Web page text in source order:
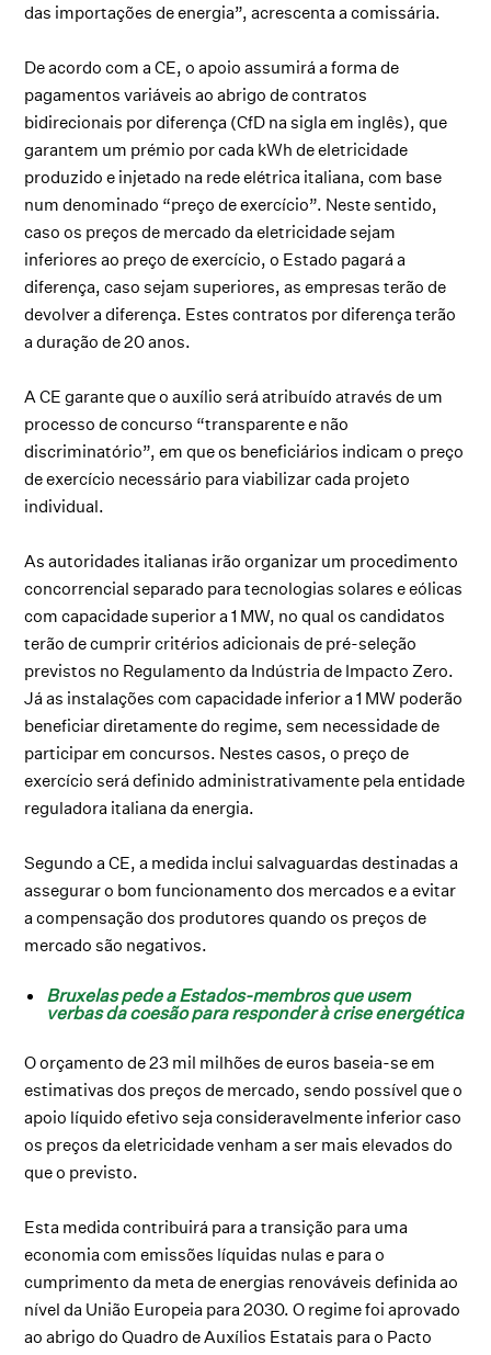
das importações de energia”, acrescenta a comissária.
De acordo com a CE, o apoio assumirá a forma de
pagamentos variáveis ao abrigo de contratos
bidirecionais por diferença (CfD na sigla em inglês), que
garantem um prémio por cada kWh de eletricidade
produzido e injetado na rede elétrica italiana, com base
num denominado “preço de exercício”. Neste sentido,
caso os preços de mercado da eletricidade sejam
inferiores ao preço de exercício, o Estado pagará a
diferença, caso sejam superiores, as empresas terão de
devolver a diferença. Estes contratos por diferença terão
a duração de 20 anos.
A CE garante que o auxílio será atribuído através de um
processo de concurso “transparente e não
discriminatório”, em que os beneficiários indicam o preço
de exercício necessário para viabilizar cada projeto
individual.
As autoridades italianas irão organizar um procedimento
concorrencial separado para tecnologias solares e eólicas
com capacidade superior a 1 MW, no qual os candidatos
terão de cumprir critérios adicionais de pré-seleção
previstos no Regulamento da Indústria de Impacto Zero.
Já as instalações com capacidade inferior a 1 MW poderão
beneficiar diretamente do regime, sem necessidade de
participar em concursos. Nestes casos, o preço de
exercício será definido administrativamente pela entidade
reguladora italiana da energia.
Segundo a CE, a medida inclui salvaguardas destinadas a
assegurar o bom funcionamento dos mercados e a evitar
a compensação dos produtores quando os preços de
mercado são negativos.
Bruxelas pede a Estados-membros que usem
verbas da coesão para responder à crise energética
O orçamento de 23 mil milhões de euros baseia-se em
estimativas dos preços de mercado, sendo possível que o
apoio líquido efetivo seja consideravelmente inferior caso
os preços da eletricidade venham a ser mais elevados do
que o previsto.
Esta medida contribuirá para a transição para uma
economia com emissões líquidas nulas e para o
cumprimento da meta de energias renováveis definida ao
nível da União Europeia para 2030. O regime foi aprovado
ao abrigo do Quadro de Auxílios Estatais para o Pacto